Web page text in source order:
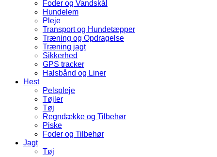
Foder og Vandskål
Hundelem
Pleje
Transport og Hundetæpper
Træning og Opdragelse
Træning jagt
Sikkerhed
GPS tracker
Halsbånd og Liner
Hest
Pelspleje
Tøjler
Tøj
Regndække og Tilbehør
Piske
Foder og Tilbehør
Jagt
Tøj